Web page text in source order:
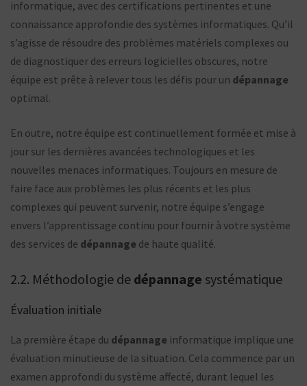
informatique, avec des certifications pertinentes et une
connaissance approfondie des systèmes informatiques. Qu’il
s’agisse de résoudre des problèmes matériels complexes ou
de diagnostiquer des erreurs logicielles obscures, notre
équipe est prête à relever tous les défis pour un dépannage
optimal.
En outre, notre équipe est continuellement formée et mise à
jour sur les dernières avancées technologiques et les
nouvelles menaces informatiques. Toujours en mesure de
faire face aux problèmes les plus récents et les plus
complexes qui peuvent survenir, notre équipe s’engage
envers l’apprentissage continu pour fournir à votre système
des services de dépannage de haute qualité.
2.2. Méthodologie de dépannage systématique
Évaluation initiale
La première étape du dépannage informatique implique une
évaluation minutieuse de la situation. Cela commence par un
examen approfondi du système affecté, durant lequel les